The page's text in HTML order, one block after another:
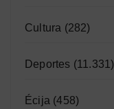
Cultura (282)
Deportes (11.331)
Écija (458)